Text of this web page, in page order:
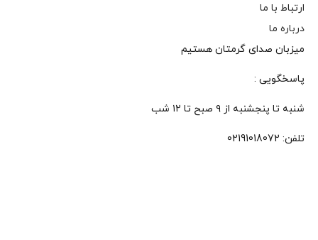
ارتباط با ما
درباره ما
میزبان صدای گرمتان هستیم
پاسخگویی :
شنبه تا پنجشنبه از ۹ صبح تا ۱۲ شب
تلفن: 02191018072